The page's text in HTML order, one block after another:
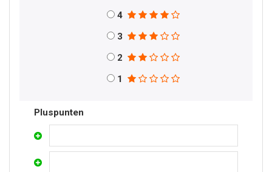
4
3
2
1
Pluspunten